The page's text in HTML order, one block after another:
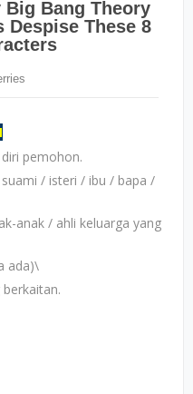
pemohon.
/ isteri / ibu / bapa /
anak / ahli keluarga yang
ada)\